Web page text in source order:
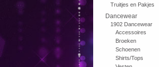
Truitjes en Pakjes
Dancewear
1902 Dancewear
Accessoires
Broeken
Schoenen
Shirts/Tops